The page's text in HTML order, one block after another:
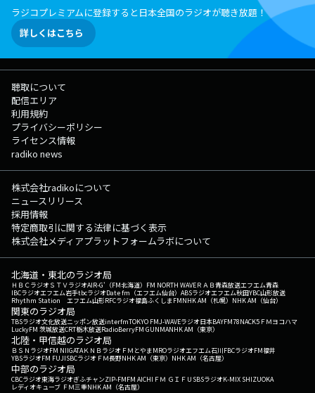
ラジコプレミアムに登録すると日本全国のラジオが聴き放題！
詳しくはこちら
聴取について
配信エリア
利用規約
プライバシーポリシー
ライセンス情報
radiko news
株式会社radikoについて
ニュースリリース
採用情報
特定商取引に関する法律に基づく表示
株式会社メディアプラットフォームラボについて
北海道・東北のラジオ局
ＨＢＣラジオＳＴＶラジオAIR-G'（FM北海道） FM NORTH WAVEＲＡＢ青森放送エフエム青森
IBCラジオエフエム岩手tbcラジオDate fm（エフエム仙台） ABSラジオエフエム秋田YBC山形放送
Rhythm Station エフエム山形RFCラジオ福島ふくしまFMNHK AM（札幌） NHK AM（仙台）
関東のラジオ局
TBSラジオ文化放送ニッポン放送interfmTOKYO FMJ-WAVEラジオ日本BAYFM78NACK5 ＦＭヨコハマ
LuckyFM 茨城放送CRT栃木放送RadioBerryFM GUNMANHK AM（東京）
北陸・甲信越のラジオ局
ＢＳＮラジオFM NIIGATAＫＮＢラジオ ＦＭとやまMROラジオエフエム石川FBCラジオFM福井
YBSラジオFM FUJISBCラジオ ＦＭ長野NHK AM（東京） NHK AM（名古屋）
中部のラジオ局
CBCラジオ東海ラジオぎふチャンZIP-FMFM AICHI ＦＭ ＧＩＦＵ SBSラジオK-MIX SHIZUOKA
レディオキューブ ＦＭ三重NHK AM（名古屋）